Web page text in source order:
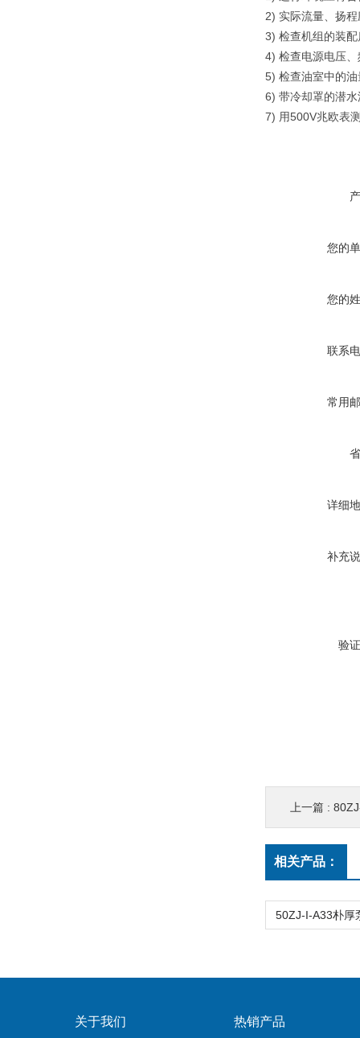
2) 实际流量、扬
3) 检查机组的装
4) 检查电源电压
5) 检查油室中的
6) 带冷却罩的潜
7) 用500V兆欧表
您的
您的
联系
常用
详细
补充
验
上一篇 :
相关产品：
关于我们 热销产品